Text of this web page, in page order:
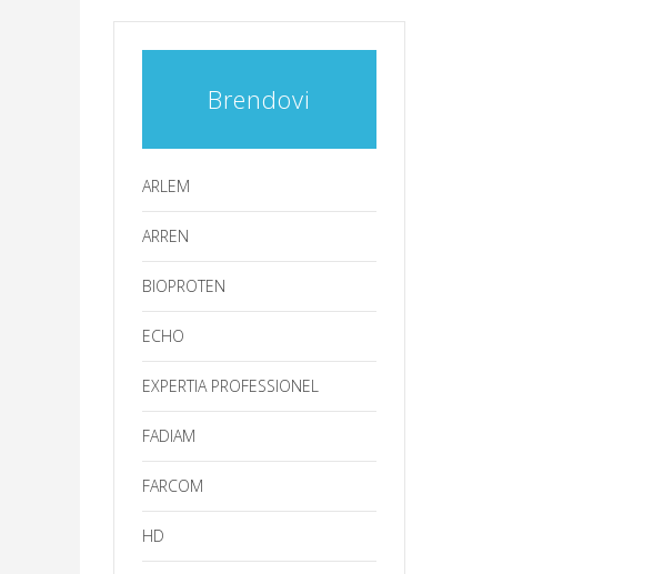
Brendovi
ARLEM
ARREN
BIOPROTEN
ECHO
EXPERTIA PROFESSIONEL
FADIAM
FARCOM
HD